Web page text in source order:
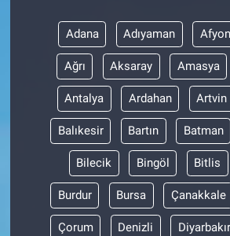
Adana Adıyaman
Ağrı Aksaray Amasya
Antalya Ardahan Artvin
Balıkesir Bartın Batman
Bilecik Bingöl Bitlis
Burdur Bursa Çanakkale
Çorum Denizli Diyarbakır